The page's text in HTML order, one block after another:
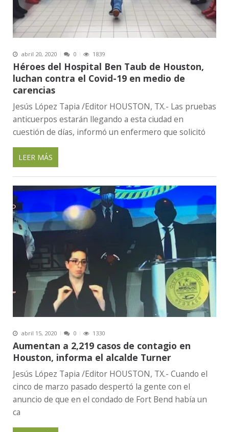
abril 20, 2020 0 1839
Héroes del Hospital Ben Taub de Houston,
luchan contra el Covid-19 en medio de
carencias
Jesús López Tapia /Editor HOUSTON, TX.- Las pruebas
anticuerpos estarán llegando a esta ciudad en
cuestión de días, informó un enfermero que solicitó
LEER MÁS
abril 15, 2020 0 1330
Aumentan a 2,219 casos de contagio en
Houston, informa el alcalde Turner
Jesús López Tapia /Editor HOUSTON, TX.- Cuando el
cinco de marzo pasado despertó la gente con el
anuncio de que en el condado de Fort Bend había un
ca